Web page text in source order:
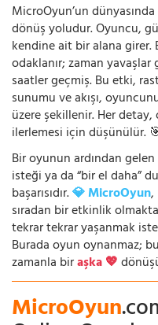
MicroOyun’un dünyasında
dönüş yoludur. Oyuncu,
kendine ait bir alana girer.
odaklanır; zaman
saatler geçmiş. Bu etki,
sunumu ve akışı,
üzere şekillenir. Her detay,
ilerlemesi için düşünülür.
Bir oyunun ardından
isteği ya da “bir el daha”
başarısıdır.💎 MicroOyun,
sıradan bir etkinlik
tekrar tekrar yaşanmak
Burada oyun oynanmaz;
zamanla biraşka 💖
MicroOyun